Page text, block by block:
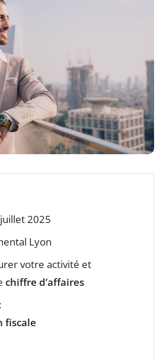
2025
Lyon
votre activité et
chiffre d’affaires
:
fiscale